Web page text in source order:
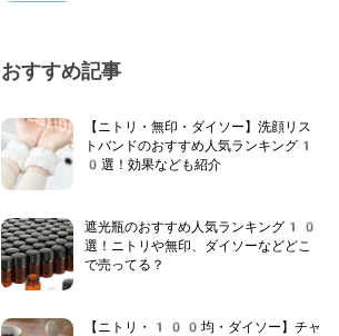
おすすめ記事
【ニトリ・無印・ダイソー】洗顔リス
トバンドのおすすめ人気ランキング1
0選！効果なども紹介
遮光瓶のおすすめ人気ランキング10
選！ニトリや無印、ダイソーなどどこ
で売ってる？
【ニトリ・100均・ダイソー】チャ